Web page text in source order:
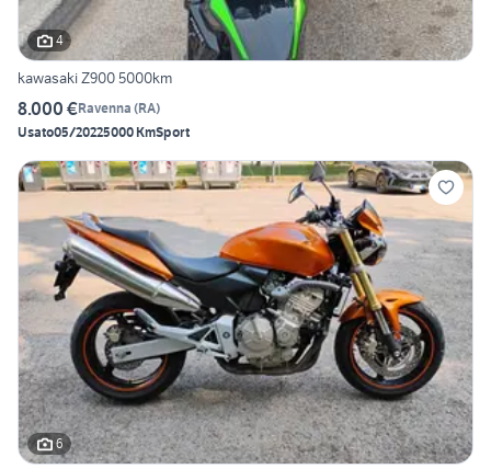
4
kawasaki Z900 5000km
8.000 €Ravenna (RA)
Usato05/20225000 KmSport
6